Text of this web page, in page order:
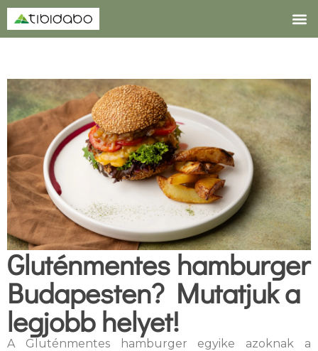
Gluténmentes hamburger
Budapesten? Mutatjuk a
legjobb helyet!
A Gluténmentes hamburger egyike azoknak a